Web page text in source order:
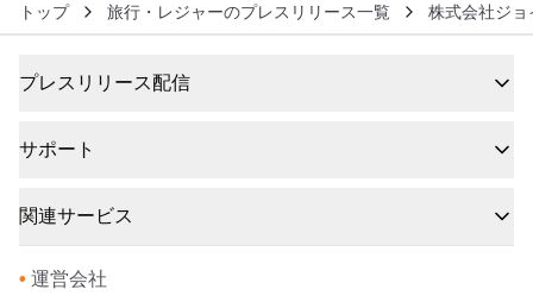
トップ 旅行・レジャーのプレスリリース一覧 株式会社ジョ
プレスリリース配信
サポート
関連サービス
• 運営会社